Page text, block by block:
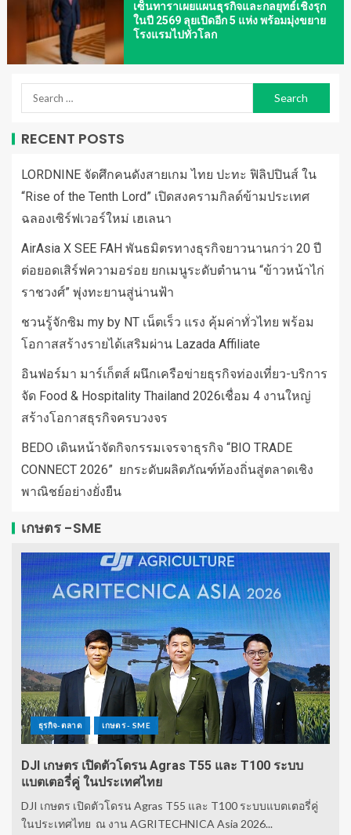
เซ็นทาราเผยแผนธุรกิจและกลยุทธ์เชิงรุก
ในปี 2569 ลุยเปิดอีก 5 แห่ง พร้อมมุ่งขยาย
โรงแรมไปทั่วโลก
RECENT POSTS
LORDNINE จัดศึกคนดังสายเกม ไทย ปะทะ ฟิลิปปินส์ ใน
“Rise of the Tenth Lord” เปิดสงครามกิลด์ข้ามประเทศ
ฉลองเซิร์ฟเวอร์ใหม่ เฮเลนา
AirAsia X SEE FAH พันธมิตรทางธุรกิจยาวนานกว่า 20 ปี
ต่อยอดเสิร์ฟความอร่อย ยกเมนูระดับตำนาน “ข้าวหน้าไก่
ราชวงศ์” พุ่งทะยานสู่น่านฟ้า
ชวนรู้จักซิม my by NT เน็ตเร็ว แรง คุ้มค่าทั่วไทย พร้อม
โอกาสสร้างรายได้เสริมผ่าน Lazada Affiliate
อินฟอร์มา มาร์เก็ตส์ ผนึกเครือข่ายธุรกิจท่องเที่ยว-บริการ
จัด Food & Hospitality Thailand 2026เชื่อม 4 งานใหญ่
สร้างโอกาสธุรกิจครบวงจร
BEDO เดินหน้าจัดกิจกรรมเจรจาธุรกิจ “BIO TRADE
CONNECT 2026” ยกระดับผลิตภัณฑ์ท้องถิ่นสู่ตลาดเชิง
พาณิชย์อย่างยั่งยืน
เกษตร -SME
ธุรกิจ-ตลาด เกษตร - SME
DJI เกษตร เปิดตัวโดรน Agras T55 และ T100 ระบบ
แบตเตอรี่คู่ ในประเทศไทย
DJI เกษตร เปิดตัวโดรน Agras T55 และ T100 ระบบแบตเตอรี่คู่
ในประเทศไทย ณ งาน AGRITECHNICA Asia 2026...